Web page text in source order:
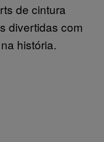
de cintura
divertidas com
história.